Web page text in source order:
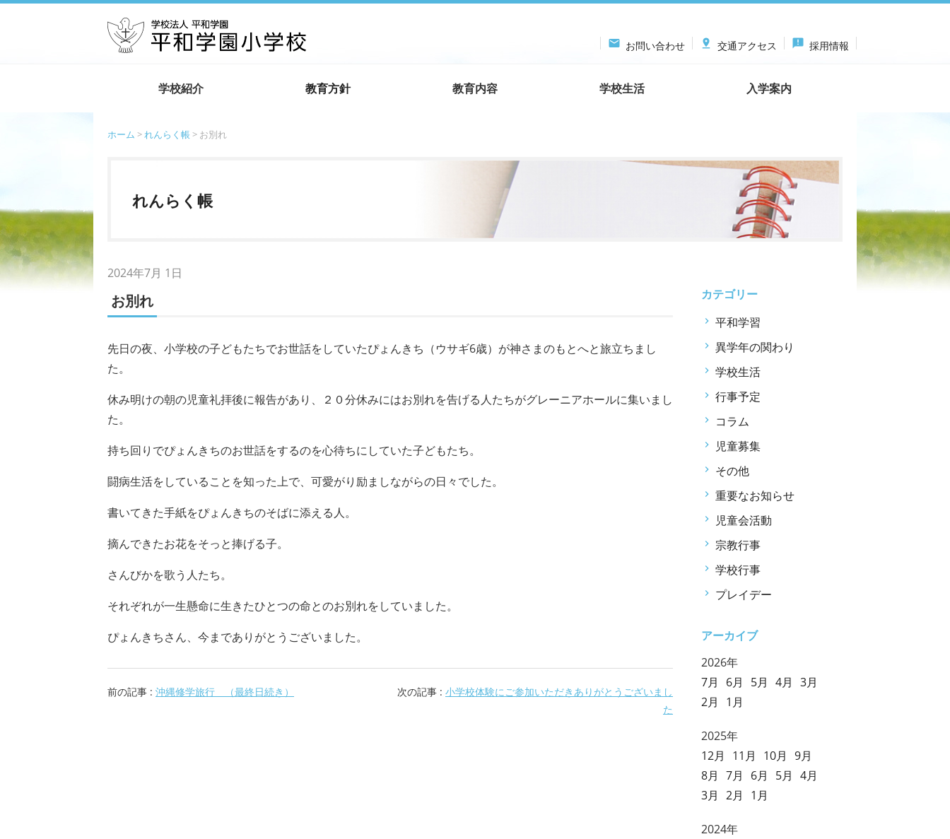
 お問い合わせ  交通アクセス announcement 採用情報
学校紹介 教育方針 教育内容 学校生活 入学案内
ホーム >れんらく帳 > お別れ
れんらく帳
2024年7月 1日
お別れ
先日の夜、小学校の子どもたちでお世話をしていたぴょんきち（ウサギ6歳）が神さまのもとへと旅立ちまし
た。
休み明けの朝の児童礼拝後に報告があり、２０分休みにはお別れを告げる人たちがグレーニアホールに集いまし
た。
持ち回りでぴょんきちのお世話をするのを心待ちにしていた子どもたち。
闘病生活をしていることを知った上で、可愛がり励ましながらの日々でした。
書いてきた手紙をぴょんきちのそばに添える人。
摘んできたお花をそっと捧げる子。
さんびかを歌う人たち。
それぞれが一生懸命に生きたひとつの命とのお別れをしていました。
ぴょんきちさん、今までありがとうございました。
前の記事 : 沖縄修学旅行 （最終日続き） 次の記事 : 小学校体験にご参加いただきありがとうございまし
た
カテゴリー
平和学習
異学年の関わり
学校生活
行事予定
コラム
児童募集
その他
重要なお知らせ
児童会活動
宗教行事
学校行事
プレイデー
アーカイブ
2026年
7月
6月 5月 4月 3月
2月
1月
2025年
12月
11月 10月 9月
8月 7月 6月 5月 4月
3月 2月 1月
2024年